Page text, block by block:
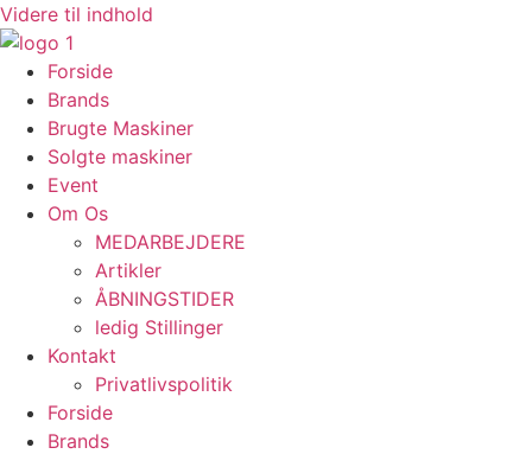
Videre til indhold
Forside
Brands
Brugte Maskiner
Solgte maskiner
Event
Om Os
MEDARBEJDERE
Artikler
ÅBNINGSTIDER
ledig Stillinger
Kontakt
Privatlivspolitik
Forside
Brands